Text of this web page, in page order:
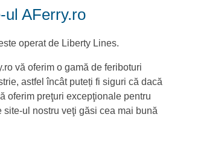
ul AFerry.ro
operat de Liberty Lines.
vă oferim o gamă de feriboturi
astfel încât puteți fi siguri că dacă
oferim preţuri excepţionale pentru
ul nostru veţi găsi cea mai bună